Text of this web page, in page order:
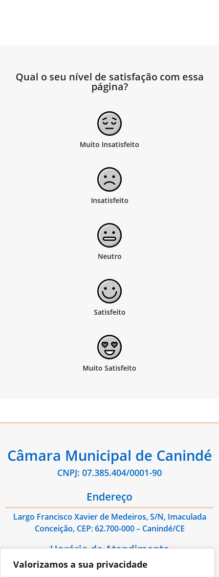
Valorizamos a sua privacidade
Qual o seu nível de satisfação com essa
página?
Câmara Municipal de Canindé
CNPJ: 07.385.404/0001-90
Endereço
Largo Francisco Xavier de Medeiros, S/N, Imaculada
Conceição, CEP: 62.700-000 – Canindé/CE
Horário de Atendimento
De Segunda à Sexta das 08:00hs às 13:00hs